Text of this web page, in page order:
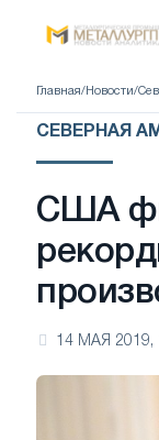
Главная/ Новости/
СЕВЕРНАЯ
США
14 МАЯ 2019,